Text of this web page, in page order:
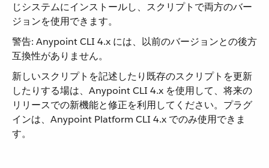
じシステムにインストールし、スクリプトで両方のバー
ジョンを使用できます。
警告: Anypoint CLI 4.x には、以前のバージョンとの後方
互換性がありません。
新しいスクリプトを記述したり既存のスクリプトを更新
したりする場は、Anypoint CLI 4.x を使用して、将来の
リリースでの新機能と修正を利用してください。プラグ
インは、Anypoint Platform CLI 4.x でのみ使用できま
す。